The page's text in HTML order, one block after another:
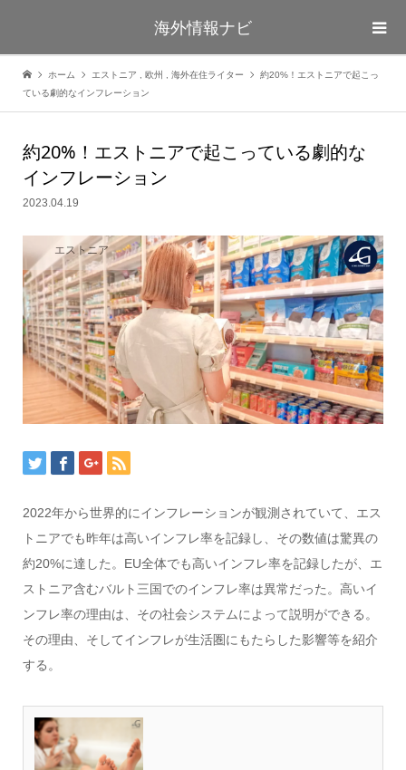
海外情報ナビ
ホーム エストニア 欧州 海外在住ライター
約20%！エストニアで起こっ
ている劇的なインフレーション
約20%！エストニアで起こっている劇的な
インフレーション
2023.04.19
エストニア
2022年から世界的にインフレーションが観測されていて、エス
トニアでも昨年は高いインフレ率を記録し、その数値は驚異の
約20%に達した。EU全体でも高いインフレ率を記録したが、エ
ストニア含むバルト三国でのインフレ率は異常だった。高いイ
ンフレ率の理由は、その社会システムによって説明ができる。
その理由、そしてインフレが生活圏にもたらした影響等を紹介
する。